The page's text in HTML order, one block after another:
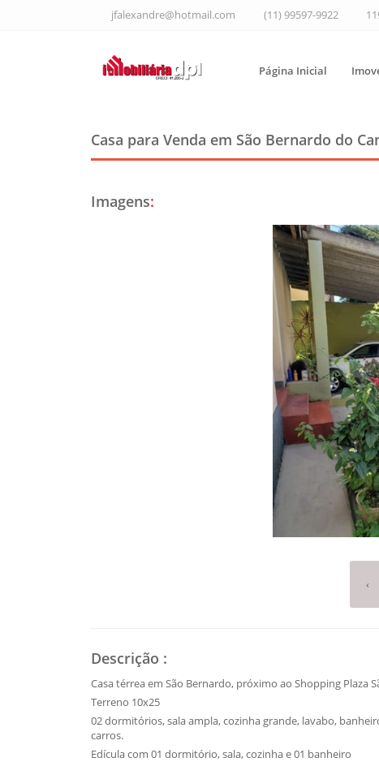
jfalexandre@hotmail.com (11) 99597-9922
Página Inicial
Casa para Venda em São Bernardo do
Imagens:
‹
Descrição :
Casa térrea em São Bernardo, próximo ao Shopping Plaza
Terreno 10x25
02 dormitórios, sala ampla, cozinha grande, lavabo,
carros.
Edícula com 01 dormitório, sala, cozinha e 01 banheiro